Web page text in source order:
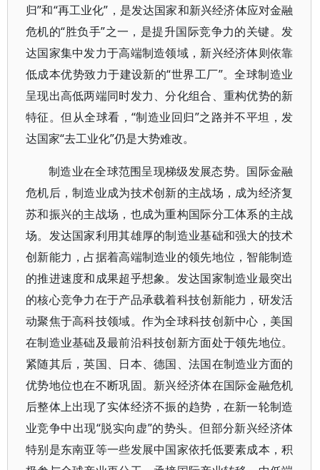
归”和“再工业化”，是发达国家和新兴经济体应对金融
危机的“胜负手”之一，是提升国际竞争力的关键。发
达国家集中发力于高端制造领域，新兴经济体则依靠
低成本优势致力于建设新的“世界工厂”。全球制造业
呈现出高低两端同时发力、分化组合、重构优势的新
特征。但从全球看，“制造业回归”之路并不平坦，发
达国家“去工业化”仍是大势难改。
制造业在全球范围呈现梯级发展态势。国际金融
危机后，制造业成为技术创新的主战场，成为经济复
苏和振兴的主战场，也成为重构国际分工体系的主战
场。发达国家利用其雄厚的制造业基础和强大的技术
创新能力，占据着高端制造业的领先地位，智能制造
的推进速度和成果超乎想象。发达国家制造业最突出
的核心竞争力在于产品承载着科技创新能力，研发活
动聚焦于高科技领域。作为全球科技创新中心，美国
在制造业基础及最前沿科技创新方面处于领先地位。
紧随其后，英国、日本、德国、法国在制造业方面的
优势地位也在不断巩固。新兴经济体在国际金融危机
后整体上出现了实体经济不振的趋势，在新一轮制造
业竞争中出现“脱实向虚”的势头。但部分新兴经济体
特别是东南亚等一些发展中国家依托低要素成本，积